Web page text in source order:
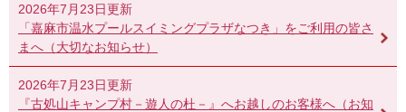
2026年7月23日更新
「嘉麻市温水プールスイミングプラザなつき」をご利用の皆さ
まへ（大切なお知らせ）
2026年7月23日更新
『古処山キャンプ村－遊人の杜－』へお越しのお客様へ（お知